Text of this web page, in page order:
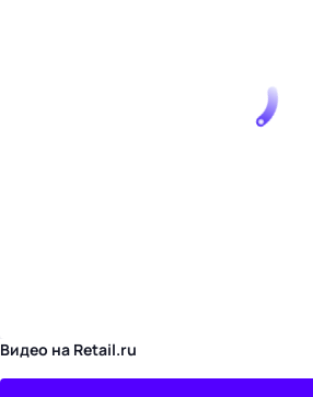
Видео на Retail.ru